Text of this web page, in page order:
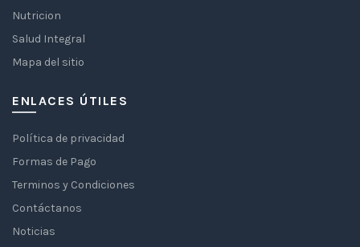
Nutricion
Salud Integral
Mapa del sitio
ENLACES ÚTILES
Política de privacidad
Formas de Pago
Terminos y Condiciones
Contáctanos
Noticias